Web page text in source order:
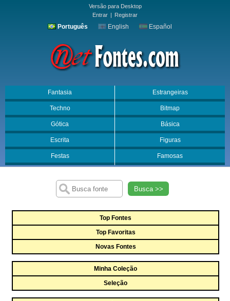
Versão para Desktop
Entrar | Registrar
Português English Español
Fantasia Estrangeiras
Techno Bitmap
Gótica Básica
Escrita Figuras
Festas Famosas
Busca >>
Top Fontes
Top Favoritas
Novas Fontes
Minha Coleção
Seleção